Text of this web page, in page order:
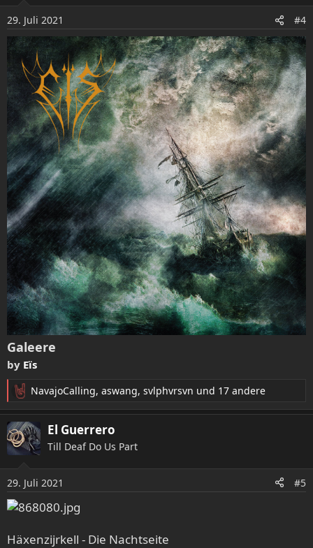
n
e
n
:
29. Juli 2021 #4
Galeere
by Eïs
R
e
a
k
t
n
e
NavajoCalling, aswang, svlphvrsvn und 17 andere
El Guerrero
Till Deaf Do Us Part
29. Juli 2021 #5
Häxenzijrkell - Die Nachtseite